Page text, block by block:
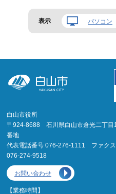
表示 パソコン
白山市役所
〒924-8688 石川県白山市倉光二丁目1
番地
代表電話番号 076-276-1111 ファクス
076-274-9518
お問い合わせ
【業務時間】